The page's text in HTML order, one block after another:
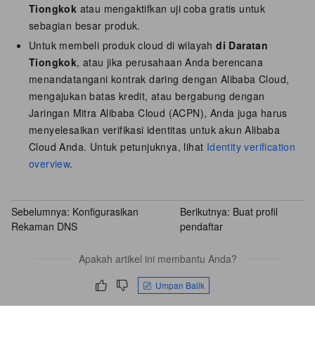
Tiongkok atau mengaktifkan uji coba gratis untuk
sebagian besar produk.
Untuk membeli produk cloud di wilayahdi Daratan
Tiongkok, atau jika perusahaan Anda berencana
menandatangani kontrak daring dengan Alibaba Cloud,
mengajukan batas kredit, atau bergabung dengan
Jaringan Mitra Alibaba Cloud (ACPN), Anda juga harus
menyelesaikan verifikasi identitas untuk akun Alibaba
Cloud Anda. Untuk petunjuknya, lihat Identity verification
overview.
Sebelumnya: Konfigurasikan
Rekaman DNS
Berikutnya: Buat profil
pendaftar
Apakah artikel ini membantu Anda?
Umpan Balik